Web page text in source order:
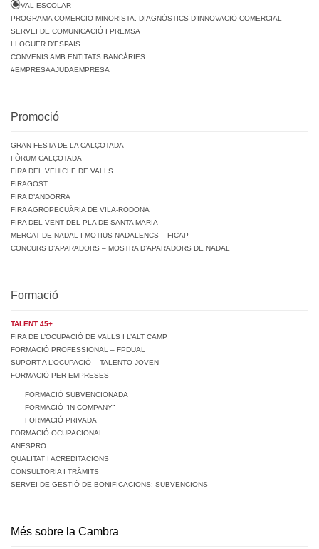
VAL ESCOLAR
PROGRAMA COMERCIO MINORISTA. DIAGNÒSTICS D’INNOVACIÓ COMERCIAL
SERVEI DE COMUNICACIÓ I PREMSA
LLOGUER D’ESPAIS
CONVENIS AMB ENTITATS BANCÀRIES
#EMPRESAAJUDAEMPRESA
Promoció
GRAN FESTA DE LA CALÇOTADA
FÒRUM CALÇOTADA
FIRA DEL VEHICLE DE VALLS
FIRAGOST
FIRA D’ANDORRA
FIRA AGROPECUÀRIA DE VILA-RODONA
FIRA DEL VENT DEL PLA DE SANTA MARIA
MERCAT DE NADAL I MOTIUS NADALENCS – FICAP
CONCURS D’APARADORS – MOSTRA D’APARADORS DE NADAL
Formació
TALENT 45+
FIRA DE L’OCUPACIÓ DE VALLS I L’ALT CAMP
FORMACIÓ PROFESSIONAL – FPDUAL
SUPORT A L’OCUPACIÓ – TALENTO JOVEN
FORMACIÓ PER EMPRESES
FORMACIÓ SUBVENCIONADA
FORMACIÓ “IN COMPANY”
FORMACIÓ PRIVADA
FORMACIÓ OCUPACIONAL
ANESPRO
QUALITAT I ACREDITACIONS
CONSULTORIA I TRÀMITS
SERVEI DE GESTIÓ DE BONIFICACIONS: SUBVENCIONS
Més sobre la Cambra